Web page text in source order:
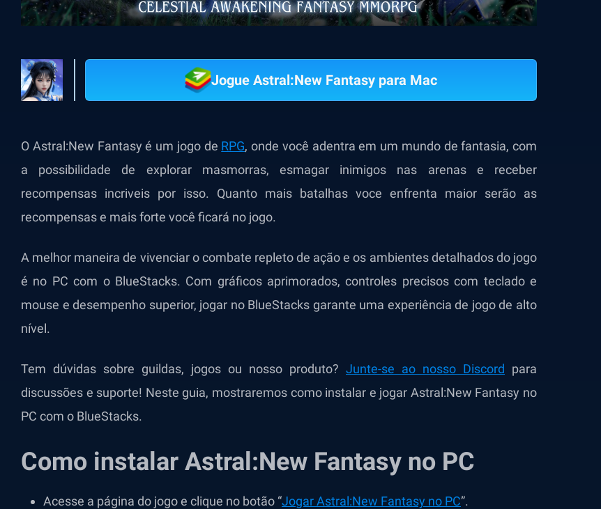
Jogue Astral:New Fantasy para Mac
O Astral:New Fantasy é um jogo de RPG, onde você adentra em um mundo de fantasia, com
a possibilidade de explorar masmorras, esmagar inimigos nas arenas e receber
recompensas incriveis por isso. Quanto mais batalhas voce enfrenta maior serão as
recompensas e mais forte você ficará no jogo.
A melhor maneira de vivenciar o combate repleto de ação e os ambientes detalhados do jogo
é no PC com o BlueStacks. Com gráficos aprimorados, controles precisos com teclado e
mouse e desempenho superior, jogar no BlueStacks garante uma experiência de jogo de alto
nível.
Tem dúvidas sobre guildas, jogos ou nosso produto? Junte-se ao nosso Discord para
discussões e suporte! Neste guia, mostraremos como instalar e jogar Astral:New Fantasy no
PC com o BlueStacks.
Como instalar Astral:New Fantasy no PC
Acesse a página do jogo e clique no botão “Jogar Astral:New Fantasy no PC”.